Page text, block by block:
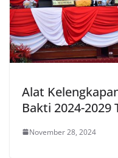
Alat
Bakti 2024-2029
November 28, 2024